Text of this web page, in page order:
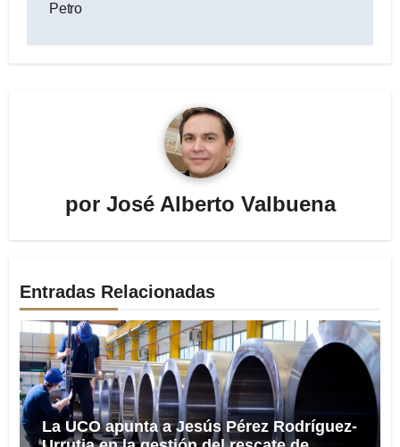
Petro
por José Alberto Valbuena
Entradas Relacionadas
La UCO apunta a Jesús Pérez Rodríguez-